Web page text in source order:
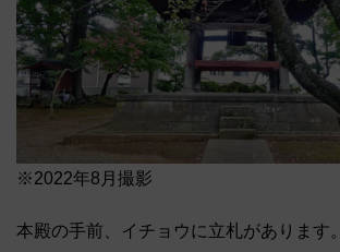
※2022年8月撮影
本殿の手前、イチョウに立札があります。